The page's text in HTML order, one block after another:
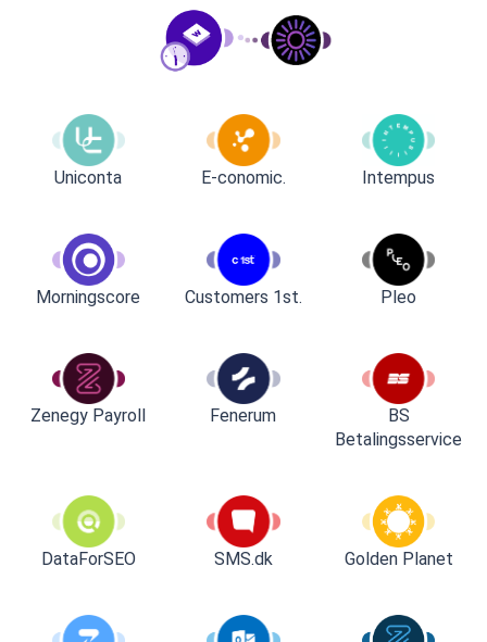
Uniconta E-conomic. Intempus
Morningscore Customers 1st. Pleo
Zenegy Payroll Fenerum
BS
Betalingsservice
DataForSEO SMS.dk Golden Planet